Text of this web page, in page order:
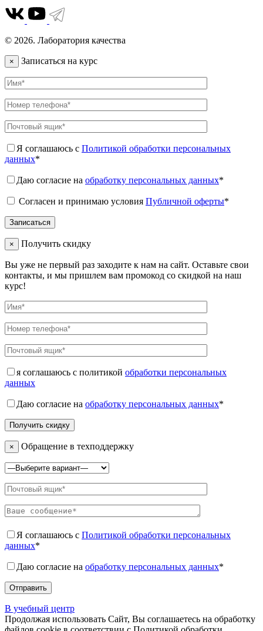
© 2026. Лаборатория качества
× Записаться на курс
Я соглашаюсь с Политикой обработки персональных
данных*
Даю согласие на обработку персональных данных*
Согласен и принимаю условия Публичной оферты*
× Получить скидку
Вы уже не первый раз заходите к нам на сайт. Оставьте свои
контакты, и мы пришлем вам промокод со скидкой на наш
курс!
я соглашаюсь с политикой обработки персональных
данных
Даю согласие на обработку персональных данных*
× Обращение в техподдержку
Я соглашаюсь с Политикой обработки персональных
данных*
Даю согласие на обработку персональных данных*
В учебный центр
Продолжая использовать Сайт, Вы соглашаетесь на обработку